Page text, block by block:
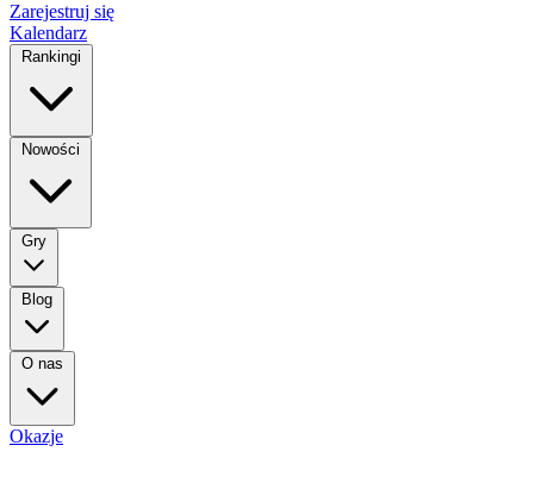
Zarejestruj się
Kalendarz
Rankingi
Nowości
Gry
Blog
O nas
Okazje